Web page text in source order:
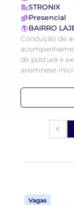
STRONIX
Presencial
BAIRRO
Condução de
de postura e
anamnese
Vagas